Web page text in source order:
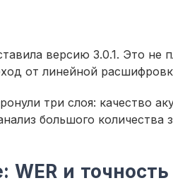
версию 3.0.1. Это не
от линейной
три слоя: качество
большого количества
WER и